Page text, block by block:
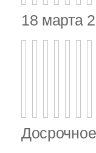
18 марта